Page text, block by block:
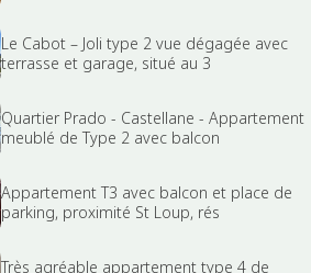
Le Cabot – Joli type 2 vue dégagée avec
terrasse et garage, situé au 3
Quartier Prado - Castellane - Appartement
meublé de Type 2 avec balcon
Appartement T3 avec balcon et place de
parking, proximité St Loup, rés
Très agréable appartement type 4 de